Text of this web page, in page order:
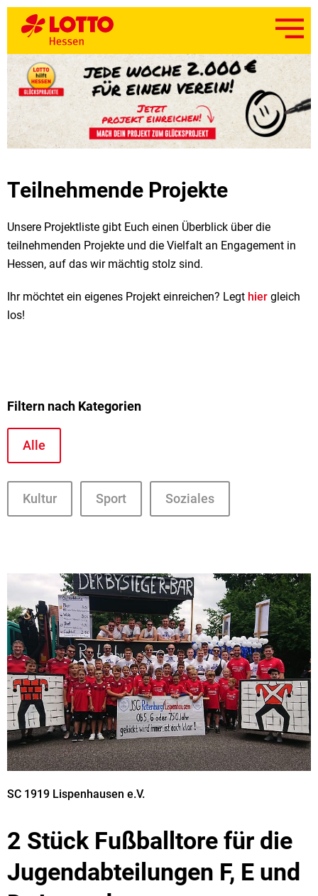
Teilnehmende Projekte
Unsere Projektliste gibt Euch einen Überblick über die
teilnehmenden Projekte und die Vielfalt an Engagement in
Hessen, auf das wir mächtig stolz sind.
Ihr möchtet ein eigenes Projekt einreichen? Legt hier gleich
los!
Filtern nach Kategorien
Alle
Kultur Sport Soziales
2 Stück Fußballtore für die
Jugendabteilungen F, E und
SC 1919 Lispenhausen e.V.